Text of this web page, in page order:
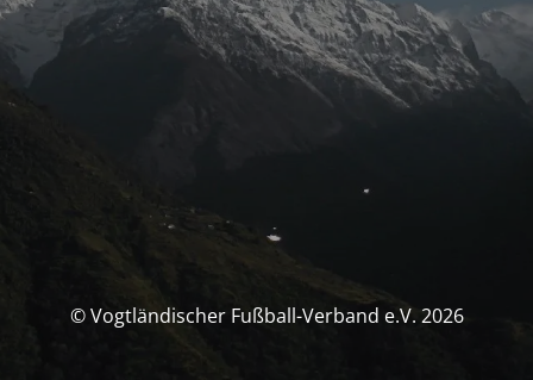
© Vogtländischer Fußball-Verband e.V. 2026